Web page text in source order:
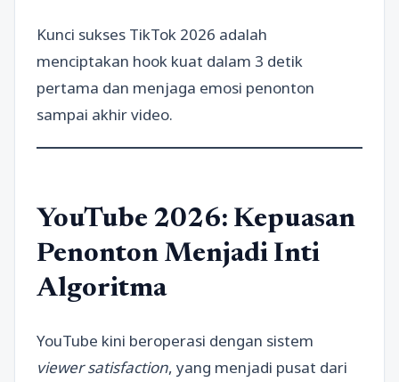
Kunci sukses TikTok 2026 adalah
menciptakan hook kuat dalam 3 detik
pertama dan menjaga emosi penonton
sampai akhir video.
YouTube 2026: Kepuasan
Penonton Menjadi Inti
Algoritma
YouTube kini beroperasi dengan sistem
viewer satisfaction, yang menjadi pusat dari